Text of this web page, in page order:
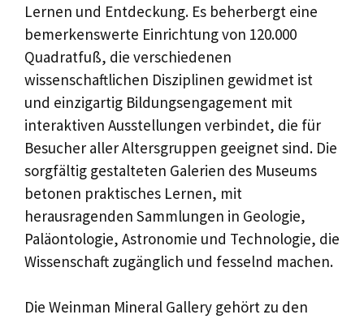
Lernen und Entdeckung. Es beherbergt eine
bemerkenswerte Einrichtung von 120.000
Quadratfuß, die verschiedenen
wissenschaftlichen Disziplinen gewidmet ist
und einzigartig Bildungsengagement mit
interaktiven Ausstellungen verbindet, die für
Besucher aller Altersgruppen geeignet sind. Die
sorgfältig gestalteten Galerien des Museums
betonen praktisches Lernen, mit
herausragenden Sammlungen in Geologie,
Paläontologie, Astronomie und Technologie, die
Wissenschaft zugänglich und fesselnd machen.
Die Weinman Mineral Gallery gehört zu den